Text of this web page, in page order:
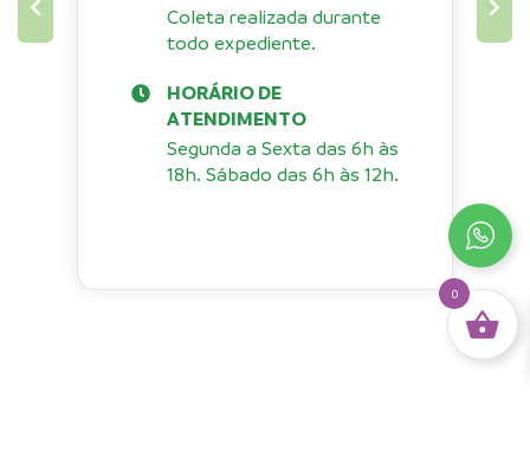
Coleta realizada durante
todo expediente.
HORÁRIO DE
ATENDIMENTO
Segunda a Sexta das 6h às
18h. Sábado das 6h às 12h.
0